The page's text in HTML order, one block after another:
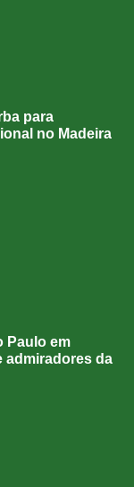
para
no Madeira
Paulo em
admiradores da